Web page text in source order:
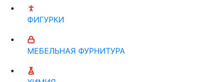
ФИГУРКИ
МЕБЕЛЬНАЯ ФУРНИТУРА